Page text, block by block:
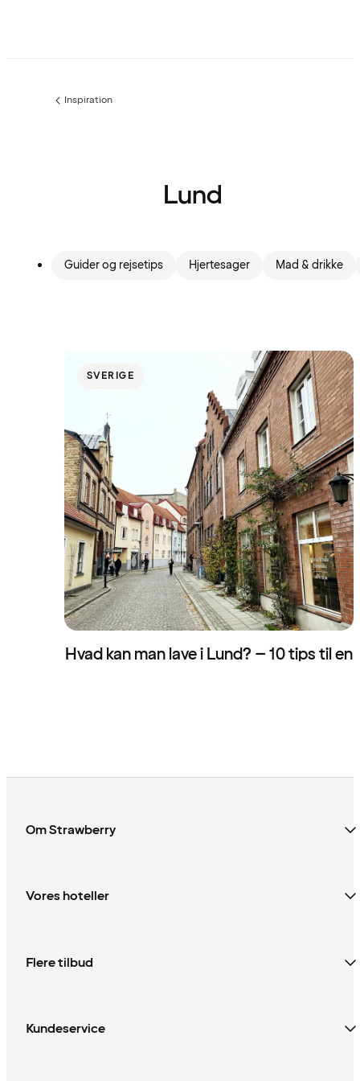
Forrige
Inspiration
Lund
Guider og rejsetips Hjertesager Mad & drikke
SVERIGE
Hvad kan man lave i Lund? – 10 tips til en
Om Strawberry
Vores hoteller
Flere tilbud
Kundeservice